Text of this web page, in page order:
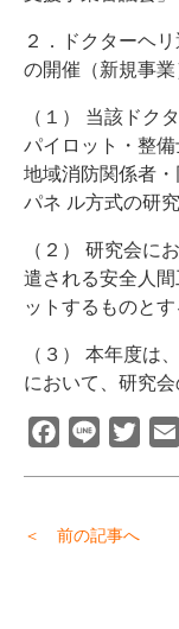
２．ドクターヘ
の開催（新規事業
（１）
当該ドク
パイロット・整
地域消防関係者
パネ ル方式の研
（２） 研究会に
遣される安全人
ットするものとす
（３）
本年度は
において、研究
Facebook
Line
＜ 前の記事へ